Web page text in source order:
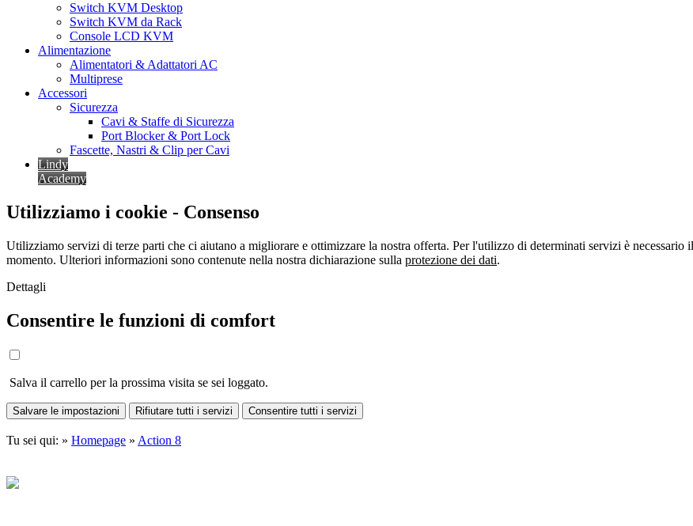
Switch KVM Desktop
Switch KVM da Rack
Console LCD KVM
Alimentazione
Alimentatori & Adattatori AC
Multiprese
Accessori
Sicurezza
Cavi & Staffe di Sicurezza
Port Blocker & Port Lock
Fascette, Nastri & Clip per Cavi
Lindy
Academy
Utilizziamo i cookie - Consenso
Utilizziamo servizi di terze parti che ci aiutano a migliorare e ottimizzare la nostra offerta. Per l'utilizzo di determinati servizi è necessario
momento. Ulteriori informazioni sono contenute nella nostra dichiarazione sulla protezione dei dati.
Dettagli
Consentire le funzioni di comfort
Salva il carrello per la prossima visita se sei loggato.
Salvare le impostazioni Rifiutare tutti i servizi Consentire tutti i servizi
Tu sei qui: » Homepage » Action 8